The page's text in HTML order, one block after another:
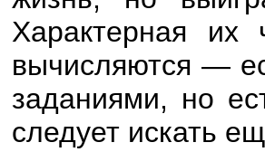
Характерная
вычисляются —
заданиями, но
следует искать